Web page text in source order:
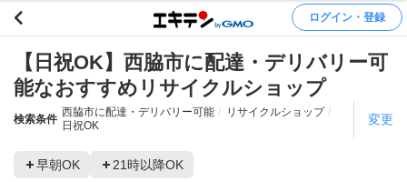
ログイン・登録
【日祝OK】西脇市に配達・デリバリー可
能なおすすめリサイクルショップ
検索条件
西脇市に配達・デリバリー可能
リサイクルショップ
日祝OK
変更
早朝OK 21時以降OK